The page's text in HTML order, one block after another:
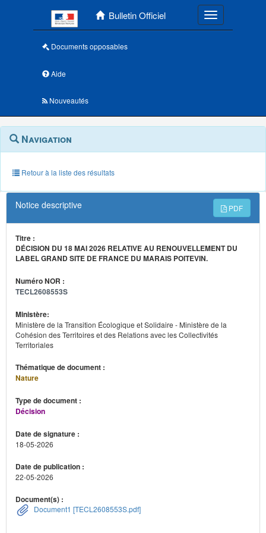
Bulletin Officiel Toggle
Documents opposables
Aide
Nouveautés
Navigation
outils
annexes
Menu
contextuel
Navigation
Retour à la liste des résultats
Notice descriptive PDF
Titre :
DÉCISION DU 18 MAI 2026 RELATIVE AU RENOUVELLEMENT DU
LABEL GRAND SITE DE FRANCE DU MARAIS POITEVIN.
Numéro NOR :
TECL2608553S
Ministère:
Ministère de la Transition Écologique et Solidaire - Ministère de la
Cohésion des Territoires et des Relations avec les Collectivités
Territoriales
Thématique de document :
Nature
Type de document :
Décision
Date de signature :
18-05-2026
Date de publication :
22-05-2026
Document(s) :
Document1 [TECL2608553S.pdf]